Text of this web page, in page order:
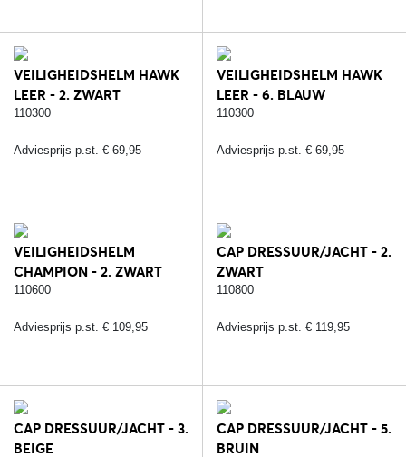
VEILIGHEIDSHELM HAWK
LEER - 2. ZWART
110300
Adviesprijs p.st. € 69,95
VEILIGHEIDSHELM HAWK
LEER - 6. BLAUW
110300
Adviesprijs p.st. € 69,95
VEILIGHEIDSHELM
CHAMPION - 2. ZWART
110600
Adviesprijs p.st. € 109,95
CAP DRESSUUR/JACHT - 2.
ZWART
110800
Adviesprijs p.st. € 119,95
CAP DRESSUUR/JACHT - 3.
BEIGE
CAP DRESSUUR/JACHT - 5.
BRUIN